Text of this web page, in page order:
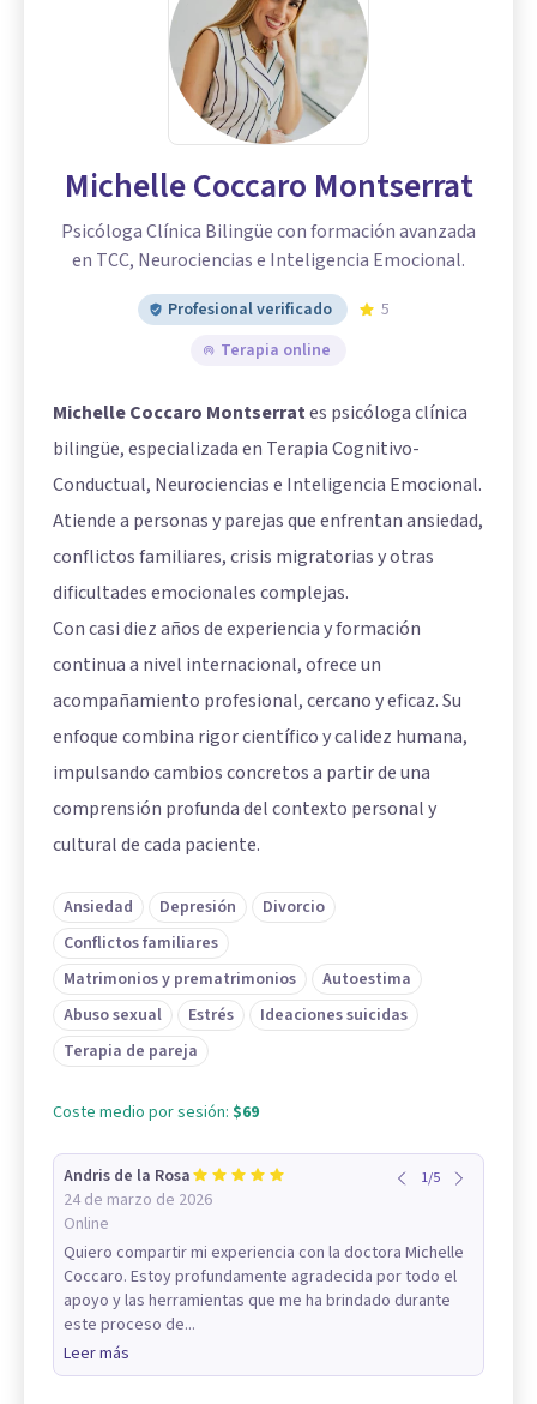
Michelle Coccaro Montserrat
Psicóloga Clínica Bilingüe con formación avanzada
en TCC, Neurociencias e Inteligencia Emocional.
Profesional verificado
5
Terapia online
Michelle Coccaro Montserrates psicóloga clínica
bilingüe, especializada en Terapia Cognitivo-
Conductual, Neurociencias e Inteligencia Emocional.
Atiende a personas y parejas que enfrentan ansiedad,
conflictos familiares, crisis migratorias y otras
dificultades emocionales complejas.
Con casi diez años de experiencia y formación
continua a nivel internacional, ofrece un
acompañamiento profesional, cercano y eficaz. Su
enfoque combina rigor científico y calidez humana,
impulsando cambios concretos a partir de una
comprensión profunda del contexto personal y
cultural de cada paciente.
Ansiedad Depresión
Divorcio
Conflictos familiares
Matrimonios y prematrimonios
Autoestima
Abuso sexual
Estrés
Ideaciones suicidas
Terapia de pareja
Coste medio por sesión: $69
Andris de la Rosa
24 de marzo de 2026
Online
1/5
Quiero compartir mi experiencia con la doctora Michelle
Coccaro. Estoy profundamente agradecida por todo el
apoyo y las herramientas que me ha brindado durante
este proceso de...
Leer más